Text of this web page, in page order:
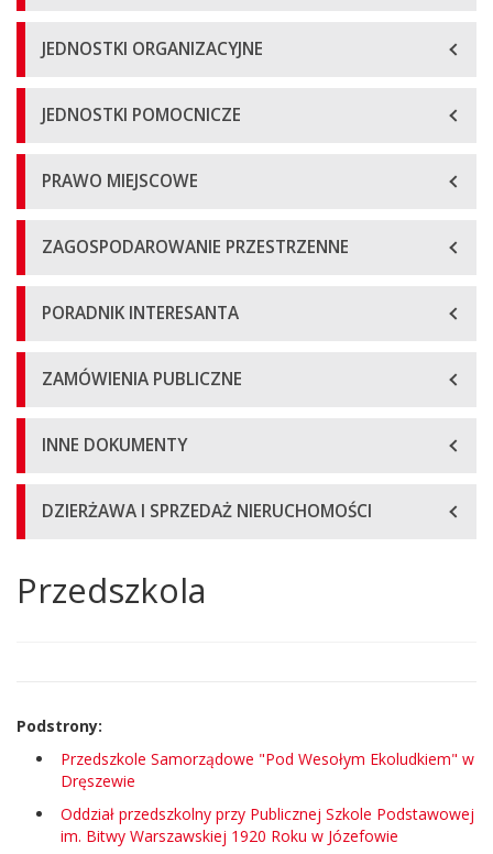
JEDNOSTKI ORGANIZACYJNE
JEDNOSTKI POMOCNICZE
PRAWO MIEJSCOWE
ZAGOSPODAROWANIE PRZESTRZENNE
PORADNIK INTERESANTA
ZAMÓWIENIA PUBLICZNE
INNE DOKUMENTY
DZIERŻAWA I SPRZEDAŻ NIERUCHOMOŚCI
Główna
treść
Przedszkola
Podstrony:
Przedszkole Samorządowe "Pod Wesołym Ekoludkiem" w
Dręszewie
Oddział przedszkolny przy Publicznej Szkole Podstawowej
im. Bitwy Warszawskiej 1920 Roku w Józefowie